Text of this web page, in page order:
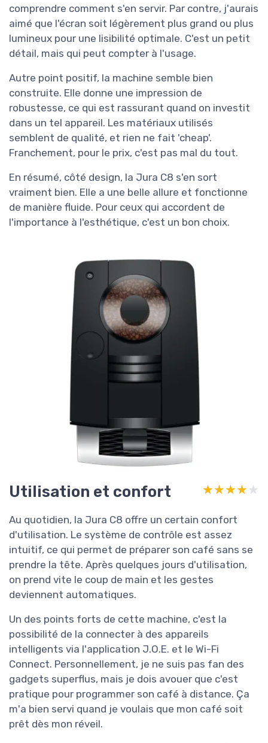
comprendre comment s'en servir. Par contre, j'aurais
aimé que l'écran soit légèrement plus grand ou plus
lumineux pour une lisibilité optimale. C'est un petit
détail, mais qui peut compter à l'usage.
Autre point positif, la machine semble bien
construite. Elle donne une impression de
robustesse, ce qui est rassurant quand on investit
dans un tel appareil. Les matériaux utilisés
semblent de qualité, et rien ne fait 'cheap'.
Franchement, pour le prix, c'est pas mal du tout.
En résumé, côté design, la Jura C8 s'en sort
vraiment bien. Elle a une belle allure et fonctionne
de manière fluide. Pour ceux qui accordent de
l'importance à l'esthétique, c'est un bon choix.
Utilisation et confort ★★★★★
★★★★★
Au quotidien, la Jura C8 offre un certain confort
d'utilisation. Le système de contrôle est assez
intuitif, ce qui permet de préparer son café sans se
prendre la tête. Après quelques jours d'utilisation,
on prend vite le coup de main et les gestes
deviennent automatiques.
Un des points forts de cette machine, c'est la
possibilité de la connecter à des appareils
intelligents via l'application J.O.E. et le Wi-Fi
Connect. Personnellement, je ne suis pas fan des
gadgets superflus, mais je dois avouer que c'est
pratique pour programmer son café à distance. Ça
m'a bien servi quand je voulais que mon café soit
prêt dès mon réveil.